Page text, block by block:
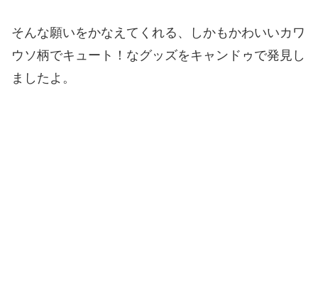
そんな願いをかなえてくれる、しかもかわいいカワ
ウソ柄でキュート！なグッズをキャンドゥで発見し
ましたよ。